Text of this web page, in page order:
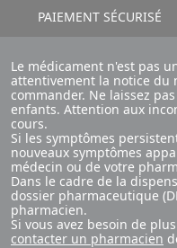
PAIEMENT SÉCURISÉ
Le médicament n'est pas
attentivement la notice du
commander. Ne laissez
enfants. Attention aux
cours.
Si les symptômes
nouveaux symptômes
médecin ou de votre
Dans le cadre de la
dossier pharmaceutique
pharmacien.
Si vous avez besoin de
contacter un pharmacien